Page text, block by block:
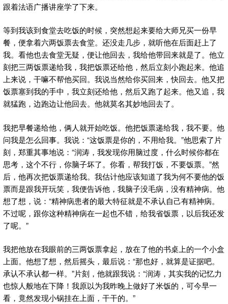
跟着法语广播讲座学了下来。
等到我该到食堂去吃饭的时候，突然想起来要给大师兄买一份早
餐，便拿着六两饭票去食堂。还没走几步，就听他在后面赶上了
我。看他也去食堂无疑，便让他回去，我给他带回来就是了。他立
刻把三两饭票递给我，我把饭票还给他，然后立刻小跑起来。他追
上来说，干嘛不帮他买回。我说当然给你买回来，快回去。他又把
饭票塞到我的手中，我立刻还给他，然后又跑了起来。他又追，我
就猛跑，边跑边让他回去。他就莫名其妙地回去了。
我把早餐递给他，俩人就开始吃饭。他把饭票递给我，我不要。他
问我是怎么回事。我说：“这饭票是你的，不用给我。”他思索了片
刻，郑重其事地说：“润涛，我发现你用脑过度，什么时候你都在
思考，这个不行，你脑子坏了。你看，帮我打饭，不要饭票。”然
后，他再次把饭票递给我。我估计他应该知道了我为何不要他的饭
票而是跟我开玩笑，我便告诉他，我脑子没毛病，没有精神病。他
想了想，说：“精神病患者的最大特征就是不承认自己有精神病。
不过呢，跟你这种精神病在一起也不错，给我省饭票，以后我还发
了呢。”
我把他放在我眼前的三两饭票拿起，放在了他的书桌上的一个小盒
上面。他想了想，然后摇头，最后说：“那也好，就算是证据吧。
承认不承认都一样。”片刻，他就跟我说：“润涛，其实我的记忆力
也惊人般地在下降！我原以为我昨晚上做好了米饭的，可今早一
看，竟然发现小锅挂在上面，干干的。”